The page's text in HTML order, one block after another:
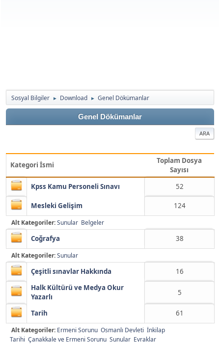
Sosyal Bilgiler ► Download ► Genel Dökümanlar
Genel Dökümanlar
ARA
Kategori İsmi
Toplam Dosya
Sayısı
Kpss Kamu Personeli Sınavı
52
Mesleki Gelişim 124
Alt Kategoriler:Sunular Belgeler
Coğrafya 38
Alt Kategoriler:Sunular
Çeşitli sınavlar Hakkında
16
Halk Kültürü ve Medya Okur
Yazarlı
5
Tarih 61
Alt Kategoriler: Ermeni Sorunu Osmanlı Devleti İnkilap
Tarihi Çanakkale ve Ermeni Sorunu Sunular Evraklar